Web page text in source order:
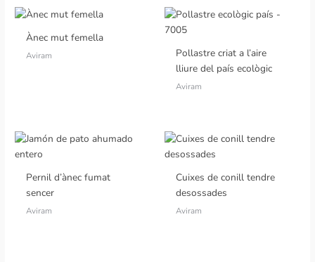
Ànec mut femella
Aviram
Pollastre criat a l’aire
lliure del país ecològic
Aviram
Pernil d’ànec fumat
sencer
Aviram
Cuixes de conill tendre
desossades
Aviram